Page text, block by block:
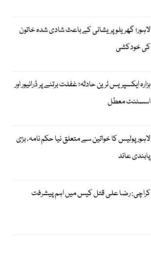
لاہور؛ گھریلو پریشانی کے باعث شادی شدہ خاتون
کی خودکشی
ہزارہ ایکسپریس ٹرین حادثہ؛ غفلت برتنے پر ڈرائیور اور
اسسٹنٹ معطل
لاہور پولیس کا خواتین سے متعلق نیا حکم نامہ، بڑی
پابندی عائد
کراچی: رضا علی قتل کیس میں اہم پیشرفت